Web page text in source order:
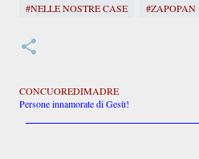
#NELLE NOSTRE CASE
#ZAPOPAN
CONCUOREDIMADRE
Persone innamorate di Gesù!